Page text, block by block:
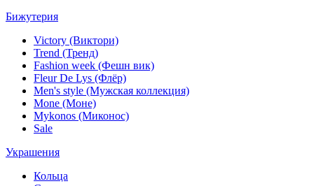
Бижутерия
Victory (Виктори)
Trend (Тренд)
Fashion week (Фешн вик)
Fleur De Lys (Флёр)
Men's style (Мужская коллекция)
Mone (Моне)
Mykonos (Миконос)
Sale
Украшения
Кольца